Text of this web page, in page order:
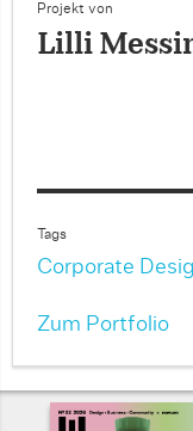
Projekt von
Lilli
Tags
Corporate
Zum Portfolio